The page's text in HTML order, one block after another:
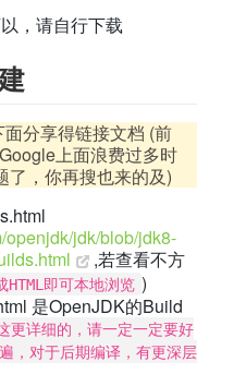
，请自行下载
分享得链接文档 (前
上面浪费过多时
了，你再搜也来的及)
openjdk/jdk/blob/jdk8-
,若查看不方
HTML即可本地浏览 )
是OpenJDK的Build
更详细的，请一定一定要好
，对于后期编译，有更深层